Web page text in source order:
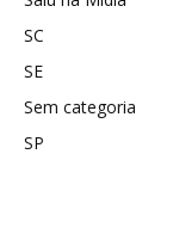
SC
SE
Sem categoria
SP